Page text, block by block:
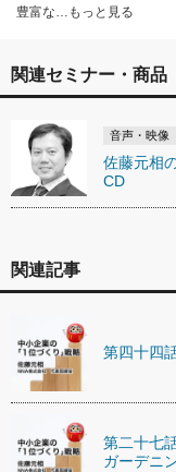
豊富な…もっと見る
関連セミナー・商品
音声・映像
佐藤元相
CD
関連記事
第四十四
第二十七
ガーデニ